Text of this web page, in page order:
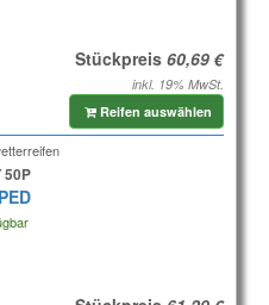
Stückpreis
inkl. 19% MwSt.
Reifen auswählen
50P